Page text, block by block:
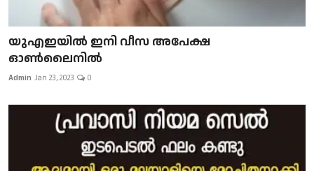
യുഎഇയിൽ ഇനി വീസ അപേക്ഷ
ഓൺലൈനിൽ
Admin Jan 23, 2023 0